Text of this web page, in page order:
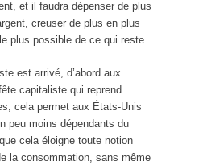
et il faudra dépenser de plus
creuser de plus en plus
plus possible de ce qui reste.
est arrivé, d’abord aux
capitaliste qui reprend.
cela permet aux États-Unis
peu moins dépendants du
cela éloigne toute notion
la consommation, sans même